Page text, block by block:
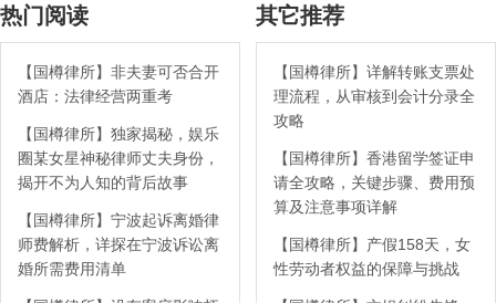
热门阅读
【国樽律所】非夫妻可否合开
酒店：法律经营两重考
【国樽律所】独家揭秘，娱乐
圈某女星神秘律师丈夫身份，
揭开不为人知的背后故事
【国樽律所】宁波起诉离婚律
师费解析，详探在宁波诉讼离
婚所需费用清单
其它推荐
【国樽律所】详解转账支票处
理流程，从审核到会计分录全
攻略
【国樽律所】香港留学签证申
请全攻略，关键步骤、费用预
算及注意事项详解
【国樽律所】产假158天，女
性劳动者权益的保障与挑战